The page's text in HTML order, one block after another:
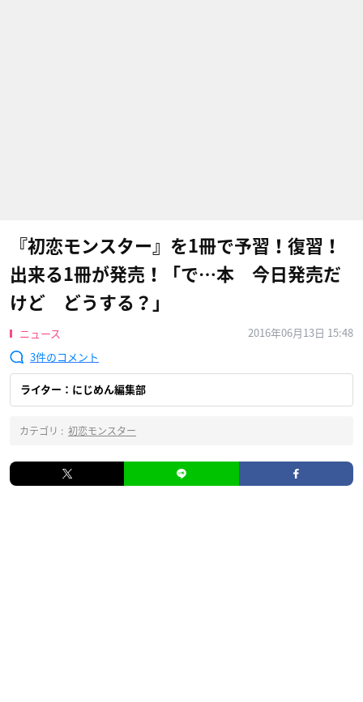
『初恋モンスター』を1冊で予習！復習！
出来る1冊が発売！「で…本 今日発売だ
けど どうする？」
ニュース
2016年06月13日 15:48
3
ライター：にじめん編集部
カテゴリ : 初恋モンスター